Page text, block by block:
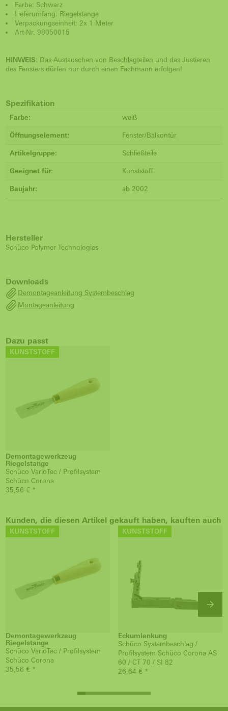
Farbe: Schwarz
Lieferumfang: Riegelstange
Verpackungseinheit: 2x 1 Meter
Art-Nr. 98050015
HINWEIS: Das Austauschen von Beschlagteilen und das Justieren
des Fensters dürfen nur durch einen Fachmann erfolgen!
Spezifikation
Farbe: weiß
Öffnungselement: Fenster/Balkontür
Artikelgruppe: Schließteile
Geeignet für: Kunststoff
Baujahr: ab 2002
Hersteller
Schüco Polymer Technologies
Downloads
Demontageanleitung Systembeschlag
Montageanleitung
Dazu passt
KUNSTSTOFF
Demontagewerkzeug
Riegelstange
Schüco VarioTec / Profilsystem
Schüco Corona
35,56 € *
Kunden, die diesen Artikel gekauft haben, kauften auch
KUNSTSTOFF
Demontagewerkzeug
Riegelstange
Schüco VarioTec / Profilsystem
Schüco Corona
35,56 € *
KUNSTSTOFF
Eckumlenkung
Schüco Systembeschlag /
Profilsystem Schüco Corona AS
60 / CT 70 / SI 82
26,64 € *